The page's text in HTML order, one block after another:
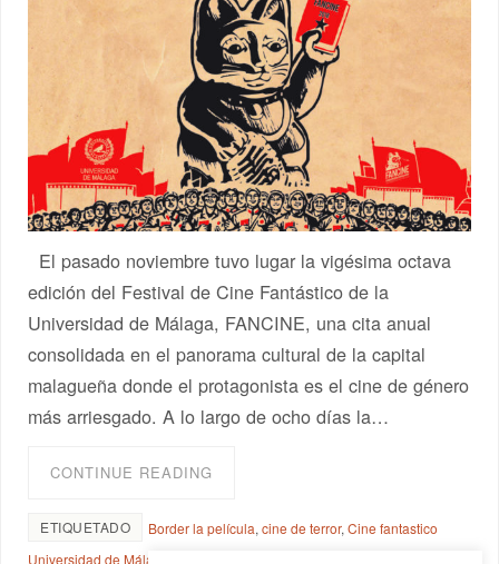
El pasado noviembre tuvo lugar la vigésima octava
edición del Festival de Cine Fantástico de la
Universidad de Málaga, FANCINE, una cita anual
consolidada en el panorama cultural de la capital
malagueña donde el protagonista es el cine de género
más arriesgado. A lo largo de ocho días la…
CONTINUE READING
ETIQUETADO Border la película,cine de terror,Cine fantastico
Universidad de Málaga